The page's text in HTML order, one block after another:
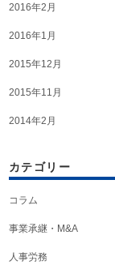
2016年2月
2016年1月
2015年12月
2015年11月
2014年2月
カテゴリー
コラム
事業承継・M&A
人事労務